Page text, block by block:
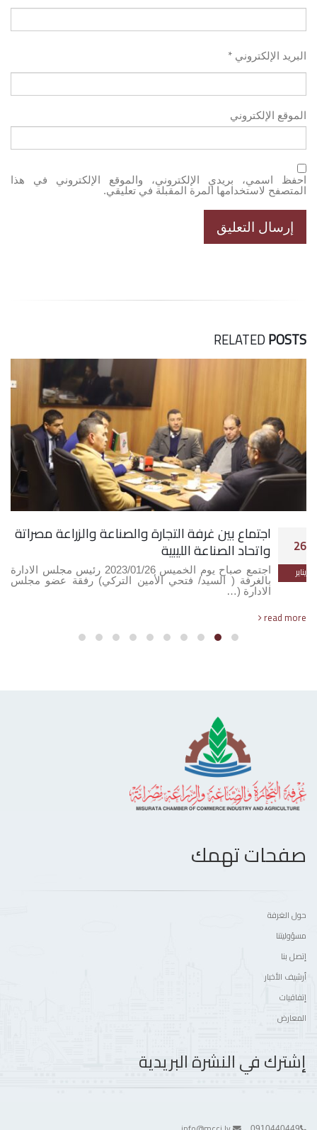
البريد الإلكتروني *
الموقع الإلكتروني
احفظ اسمي، بريدي الإلكتروني، والموقع الإلكتروني في هذا
المتصفح لاستخدامها المرة المقبلة في تعليقي.
RELATEDPOSTS
26
يناير
اجتماع بين غرفة التجارة والصناعة والزراعة مصراتة
واتحاد الصناعة الليبية
اجتمع صباح يوم الخميس 2023/01/26 رئيس مجلس الادارة
بالغرفة ( السيد/ فتحي الأمين التركي) رفقة عضو مجلس
الادارة (…
read more
صفحات تهمك
حول الغرفة
مسؤوليتنا
إتصل بنا
أرشيف الأخبار
إتفاقيات
المعارض
إشترك في النشرة البريدية